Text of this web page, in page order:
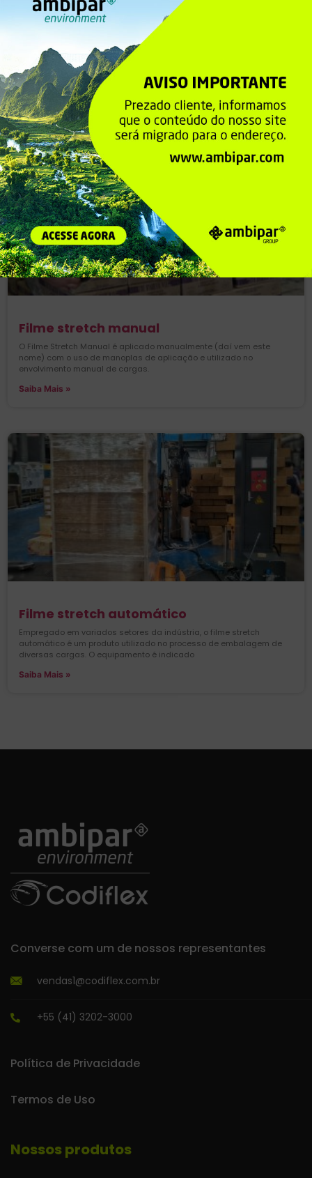
Filme stretch cortado
O Filme Stretch cortado é a melhor opção para fechamento de
pallets ou grandes pacotes, além de permitir a união de várias
caixas evitando perdas.
Saiba Mais »
Filme stretch manual
O Filme Stretch Manual é aplicado manualmente (daí vem este
nome) com o uso de manoplas de aplicação e utilizado no
envolvimento manual de cargas.
Saiba Mais »
Filme stretch automático
Empregado em variados setores da indústria, o filme stretch
automático é um produto utilizado no processo de embalagem de
diversas cargas. O equipamento é indicado
Saiba Mais »
Converse com um de nossos representantes
vendas1@codiflex.com.br
+55 (41) 3202-3000
Política de Privacidade
Termos de Uso
Nossos produtos